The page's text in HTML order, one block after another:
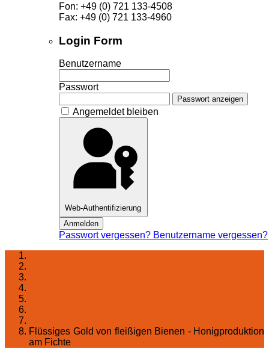
Fon: +49 (0) 721 133-4508
Fax: +49 (0) 721 133-4960
Login Form
Benutzername
Passwort
Passwort anzeigen
Angemeldet bleiben
Web-Authentifizierung
Anmelden
Passwort vergessen? Benutzername vergessen?
Flüssiges Gold von fleißigen Bienen - Honigproduktion
am Fichte